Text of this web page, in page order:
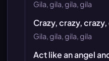
Gila, gila, gila, gila
Crazy, crazy,
Gila, gila, gila, gila
Act like an angel